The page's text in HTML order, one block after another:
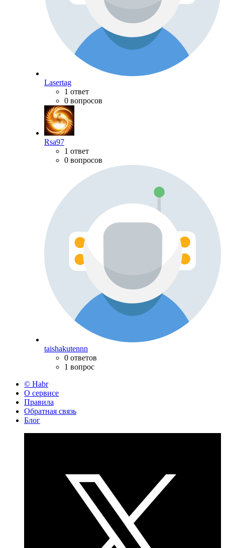
Lasertag
1 ответ
0 вопросов
Rsa97
1 ответ
0 вопросов
taishakutennn
0 ответов
1 вопрос
© Habr
О сервисе
Правила
Обратная связь
Блог